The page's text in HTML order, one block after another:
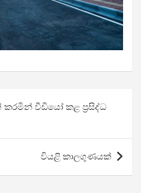
වීඩියෝ කළ ප්‍රසිද්ධ
වියළි කාලගුණයක්